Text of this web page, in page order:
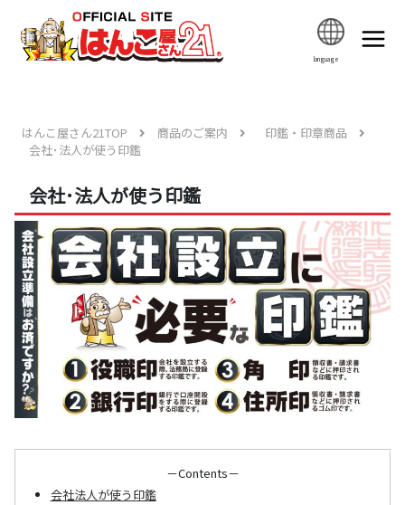
language
はんこ屋さん21TOP 商品のご案内
印鑑・印章商品
会社･法人が使う印鑑
会社･法人が使う印鑑
－Contents－
会社法人が使う印鑑